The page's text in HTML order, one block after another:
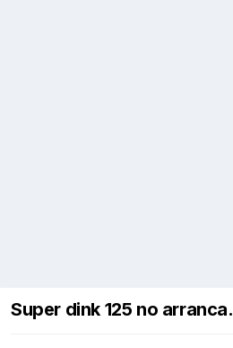
Super dink 125 no arranca.